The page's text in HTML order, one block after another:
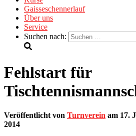
Gaisseschennerlauf
Über uns
Service
Suchen nach:
Fehlstart für
Veröffentlicht von Turnverein am 17.
2014